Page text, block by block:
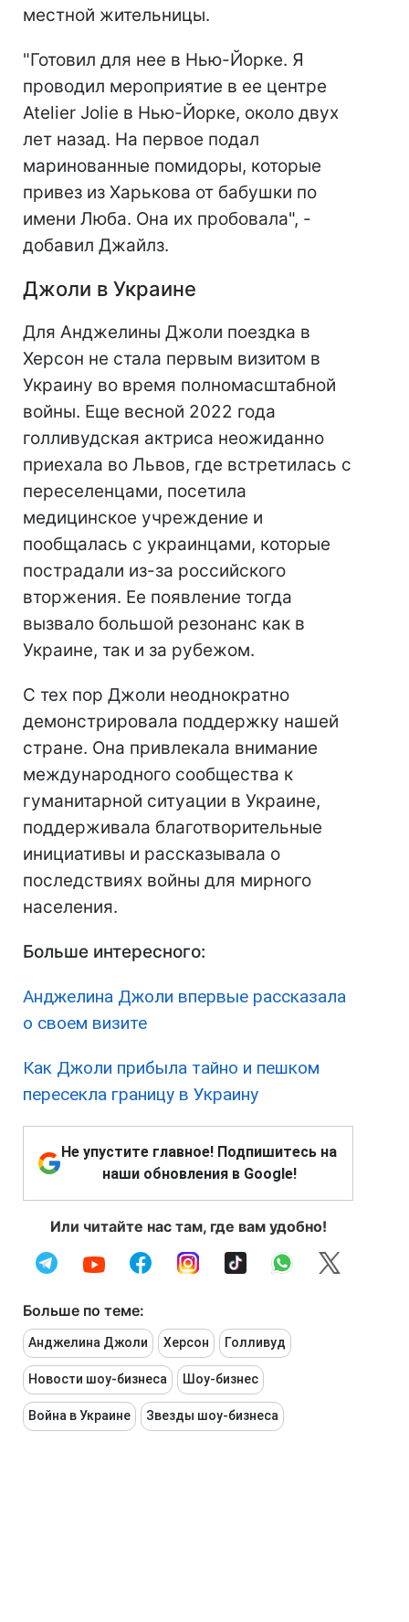
местной жительницы.
"Готовил для нее в Нью-Йорке. Я
проводил мероприятие в ее центре
Atelier Jolie в Нью-Йорке, около двух
лет назад. На первое подал
маринованные помидоры, которые
привез из Харькова от бабушки по
имени Люба. Она их пробовала", -
добавил Джайлз.
Джоли в Украине
Для Анджелины Джоли поездка в
Херсон не стала первым визитом в
Украину во время полномасштабной
войны. Еще весной 2022 года
голливудская актриса неожиданно
приехала во Львов, где встретилась с
переселенцами, посетила
медицинское учреждение и
пообщалась с украинцами, которые
пострадали из-за российского
вторжения. Ее появление тогда
вызвало большой резонанс как в
Украине, так и за рубежом.
С тех пор Джоли неоднократно
демонстрировала поддержку нашей
стране. Она привлекала внимание
международного сообщества к
гуманитарной ситуации в Украине,
поддерживала благотворительные
инициативы и рассказывала о
последствиях войны для мирного
населения.
Больше интересного:
Анджелина Джоли впервые рассказала
о своем визите
Как Джоли прибыла тайно и пешком
пересекла границу в Украину
Не упустите главное! Подпишитесь на
наши обновления в Google!
Или читайте нас там, где вам удобно!
Больше по теме:
Анджелина Джоли Херсон Голливуд
Новости шоу-бизнеса Шоу-бизнес
Война в Украине Звезды шоу-бизнеса